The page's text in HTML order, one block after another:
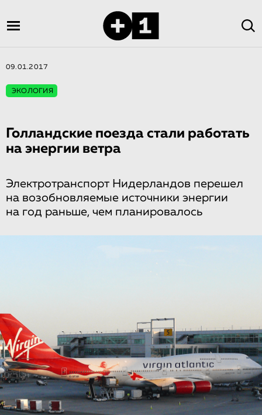
09.01.2017
ЭКОЛОГИЯ
Голландские поезда стали работать
на энергии ветра
Электротранспорт Нидерландов перешел
на возобновляемые источники энергии
на год раньше, чем планировалось